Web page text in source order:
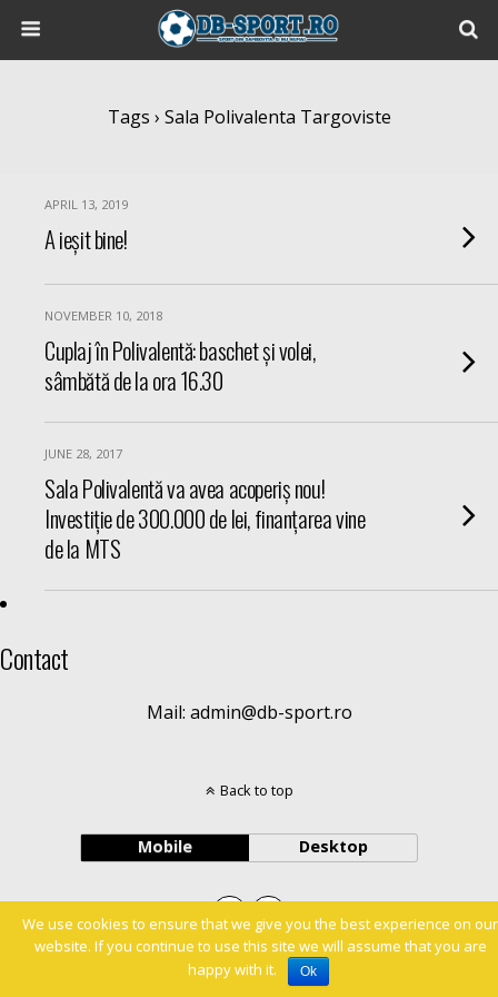
Tags › Sala Polivalenta Targoviste
APRIL 13, 2019
A ieșit bine!
NOVEMBER 10, 2018
Cuplaj în Polivalentă: baschet și volei,
sâmbătă de la ora 16.30
JUNE 28, 2017
Sala Polivalentă va avea acoperiș nou!
Investiție de 300.000 de lei, finanțarea vine
de la MTS
Contact
Mail: admin@db-sport.ro
Back to top
Mobile Desktop
We use cookies to ensure that we give you the best experience on our
website. If you continue to use this site we will assume that you are
happy with it.
Ok